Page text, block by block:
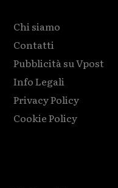
Chi siamo
Contatti
Pubblicità su Vpost
Info Legali
Privacy Policy
Cookie Policy